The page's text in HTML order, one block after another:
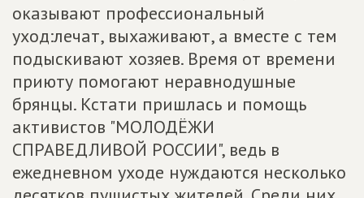
оказывают профессиональный
уход:лечат, выхаживают, а вместе с тем
подыскивают хозяев. Время от времени
приюту помогают неравнодушные
брянцы. Кстати пришлась и помощь
активистов "МОЛОДЁЖИ
СПРАВЕДЛИВОЙ РОССИИ", ведь в
ежедневном уходе нуждаются несколько